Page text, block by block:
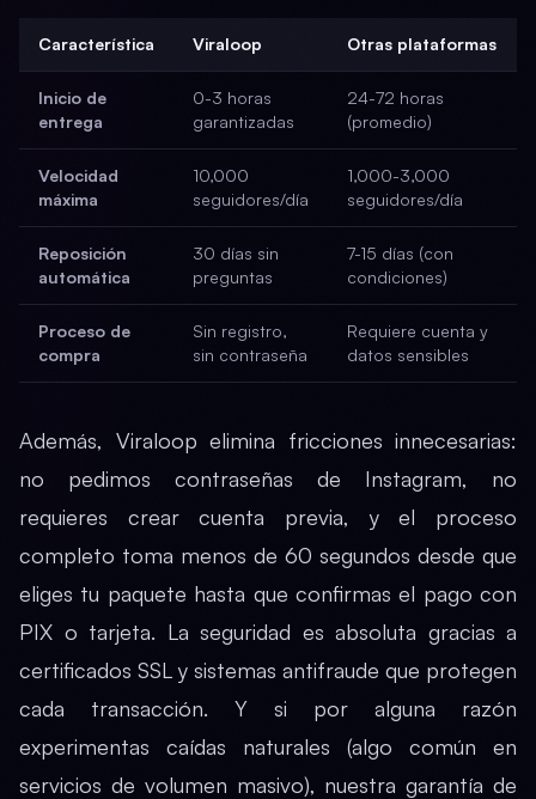
Característica Viraloop Otras plataformas
Inicio de
entrega
0-3 horas
garantizadas
24-72 horas
(promedio)
Velocidad
máxima
10,000
seguidores/día
1,000-3,000
seguidores/día
Reposición
automática
30 días sin
preguntas
7-15 días (con
condiciones)
Proceso de
compra
Sin registro,
sin contraseña
Requiere cuenta y
datos sensibles
Además, Viraloop elimina fricciones innecesarias:
no pedimos contraseñas de Instagram, no
requieres crear cuenta previa, y el proceso
completo toma menos de 60 segundos desde que
eliges tu paquete hasta que confirmas el pago con
PIX o tarjeta. La seguridad es absoluta gracias a
certificados SSL y sistemas antifraude que protegen
cada transacción. Y si por alguna razón
experimentas caídas naturales (algo común en
servicios de volumen masivo), nuestra garantía de